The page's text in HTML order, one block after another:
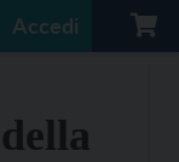
Accedi